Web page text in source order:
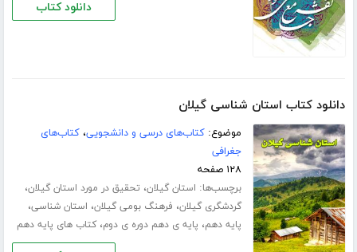
دانلود کتاب
دانلود کتاب استان شناسی گیلان
موضوع:کتاب‌های درسی و دانشجویی،کتاب‌های
جغرافی
۱۲۸ صفحه
برچسب‌ها: استان گیلان، تحقیق در مورد استان گیلان،
گردشگری گیلان، فرهنگ بومی گیلان، استان شناسی،
پایه دهم، پایه ی دهم دوره ی دوم،کتاب های پایه دهم